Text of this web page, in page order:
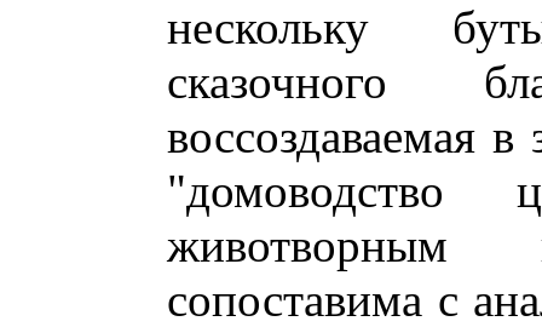
нескольку
сказочного
воссоздаваемая
"домоводство
животворным
сопоставима с